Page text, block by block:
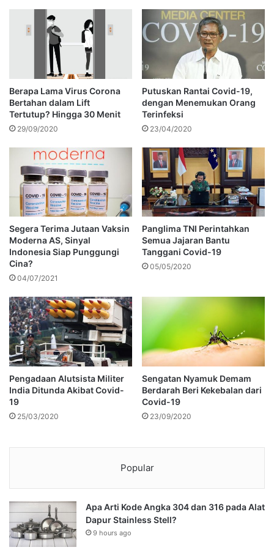
Berapa Lama Virus Corona
Bertahan dalam Lift
Tertutup? Hingga 30 Menit
29/09/2020
Putuskan Rantai Covid-19,
dengan Menemukan Orang
Terinfeksi
23/04/2020
Segera Terima Jutaan Vaksin
Moderna AS, Sinyal
Indonesia Siap Punggungi
Cina?
04/07/2021
Panglima TNI Perintahkan
Semua Jajaran Bantu
Tanggani Covid-19
05/05/2020
Pengadaan Alutsista Militer
India Ditunda Akibat Covid-
19
25/03/2020
Sengatan Nyamuk Demam
Berdarah Beri Kekebalan dari
Covid-19
23/09/2020
Popular
Apa Arti Kode Angka 304 dan 316 pada Alat
Dapur Stainless Stell?
9 hours ago